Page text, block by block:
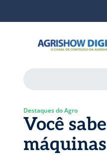
Destaques do Agro
Você